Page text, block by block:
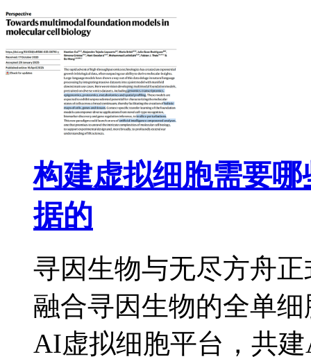
构建虚拟细胞需要
据的
寻因生物与无尽方舟
融合寻因生物的全单
AI虚拟细胞平台，共